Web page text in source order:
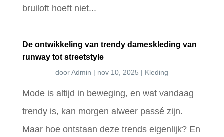
bruiloft hoeft niet...
De ontwikkeling van trendy dameskleding van
runway tot streetstyle
doorAdmin | nov 10, 2025 | Kleding
Mode is altijd in beweging, en wat vandaag
trendy is, kan morgen alweer passé zijn.
Maar hoe ontstaan deze trends eigenlijk? En